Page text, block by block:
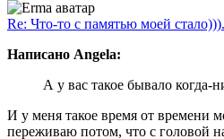
Re: Что-то с памятью моей
Написано Angela:
А у вас такое бывало когда-
И у меня такое время от времени
переживаю потом, что с головой